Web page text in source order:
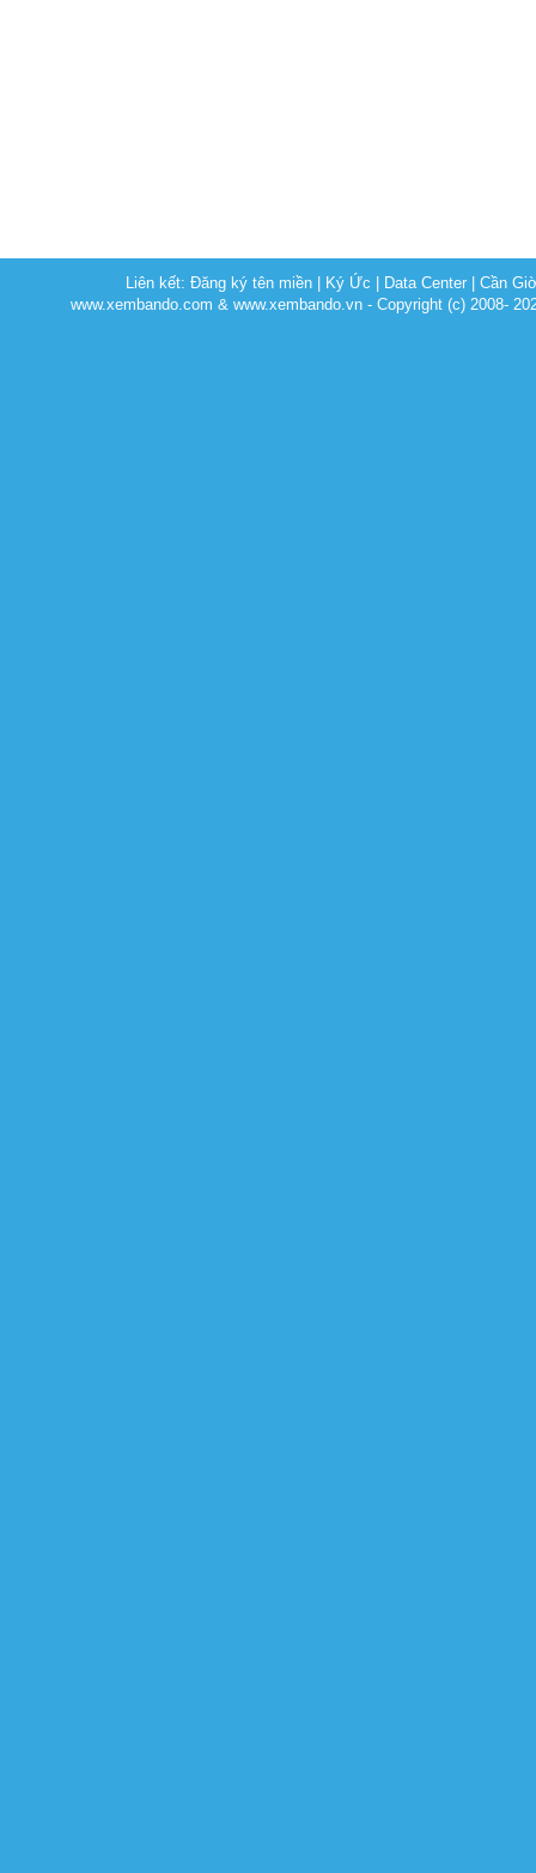
Liên kết:Đăng ký tên miền Ký Ức Data Center |Cần
www.xembando.com & www.xembando.vn - Copyright (c) 2008-